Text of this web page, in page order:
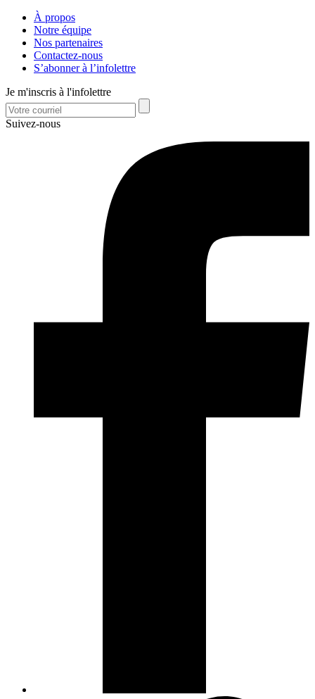
À propos
Notre équipe
Nos partenaires
Contactez-nous
S’abonner à l’infolettre
Je m'inscris à l'infolettre
Suivez-nous